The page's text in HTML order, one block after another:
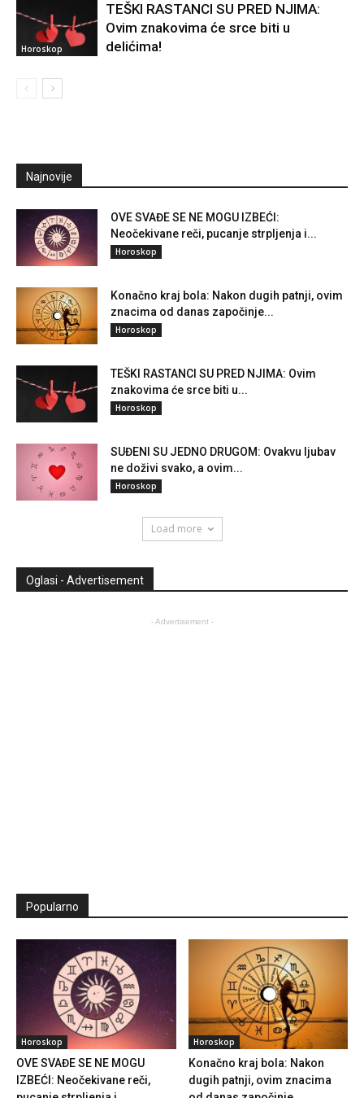
Horoskop
TEŠKI RASTANCI SU PRED NJIMA:
Ovim znakovima će srce biti u
delićima!
Najnovije
OVE SVAĐE SE NE MOGU IZBEĆI:
Neočekivane reči, pucanje strpljenja i...
Horoskop
Konačno kraj bola: Nakon dugih patnji, ovim
znacima od danas započinje...
Horoskop
TEŠKI RASTANCI SU PRED NJIMA: Ovim
znakovima će srce biti u...
Horoskop
SUĐENI SU JEDNO DRUGOM: Ovakvu ljubav
ne doživi svako, a ovim...
Horoskop
Load more
Oglasi - Advertisement
- Advertisement -
Popularno
Horoskop
OVE SVAĐE SE NE MOGU
IZBEĆI: Neočekivane reči,
Horoskop
Konačno kraj bola: Nakon
dugih patnji, ovim znacima